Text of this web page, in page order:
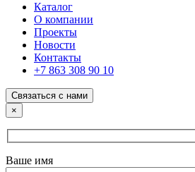
Каталог
О компании
Проекты
Новости
Контакты
+7 863 308 90 10
Связаться с нами
×
Ваше имя